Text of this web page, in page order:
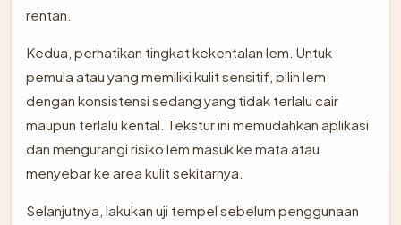
rentan.
Kedua, perhatikan tingkat kekentalan lem. Untuk
pemula atau yang memiliki kulit sensitif, pilih lem
dengan konsistensi sedang yang tidak terlalu cair
maupun terlalu kental. Tekstur ini memudahkan aplikasi
dan mengurangi risiko lem masuk ke mata atau
menyebar ke area kulit sekitarnya.
Selanjutnya, lakukan uji tempel sebelum penggunaan